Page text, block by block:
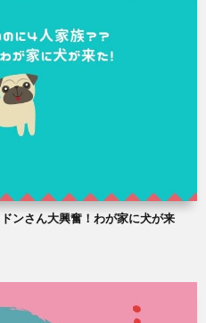
ンさん大興奮！わが家に犬が来